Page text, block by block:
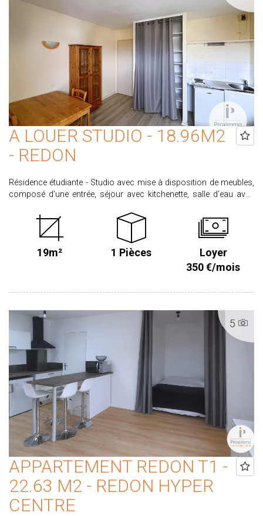
A LOUER STUDIO - 18.96M2
- REDON
Résidence étudiante - Studio avec mise à disposition de meubles,
composé d'une entrée, séjour avec kitchenette, salle d'eau avec
sur charges entretien des parties communes et taxe ordures
ménagères). Honoraires locataire 208.56 € dont 56.88€ pour état
des lieux d'entrée. Dépôt de garantie : 320.00€. CLASSE ENERGIE : C
CLASSE CLIMAT: A Retrouvez l'ensemble de nos biens sur
19m² 1 Pièces
Loyer
350 €/mois
5
APPARTEMENT REDON T1 -
22.63 M2 - REDON HYPER
CENTRE